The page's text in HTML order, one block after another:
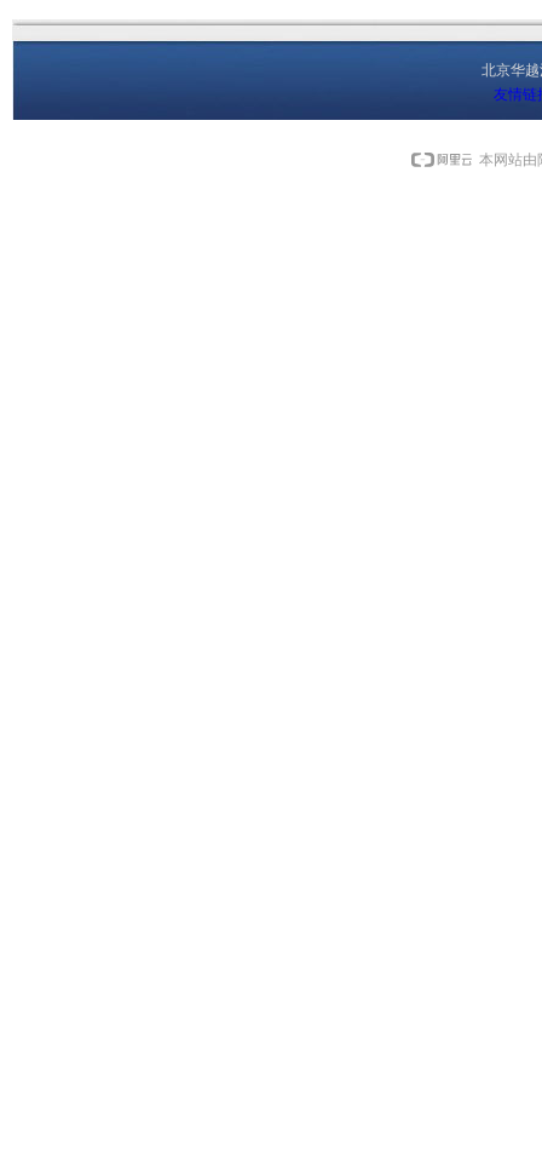
北京华
友情链
本网站由